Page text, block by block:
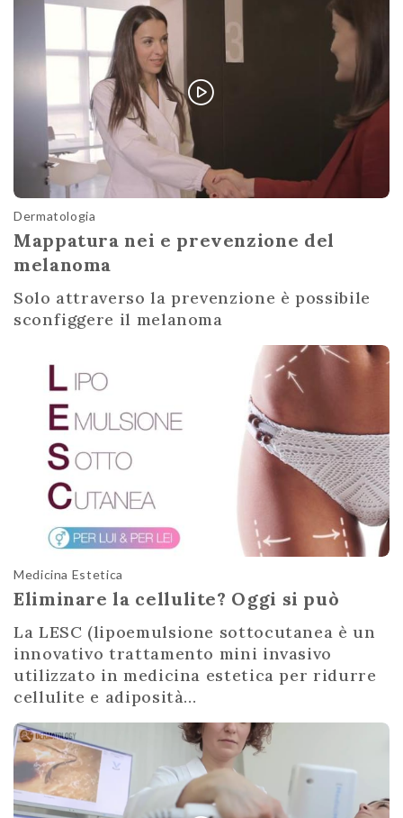
Dermatologia
Mappatura nei e prevenzione del
melanoma
Solo attraverso la prevenzione è possibile
sconfiggere il melanoma
Medicina Estetica
Eliminare la cellulite? Oggi si può
La LESC (lipoemulsione sottocutanea è un
innovativo trattamento mini invasivo
utilizzato in medicina estetica per ridurre
cellulite e adiposità...